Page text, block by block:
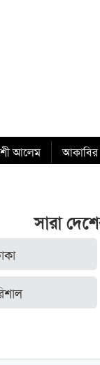
আলেম আকাবির
সারা